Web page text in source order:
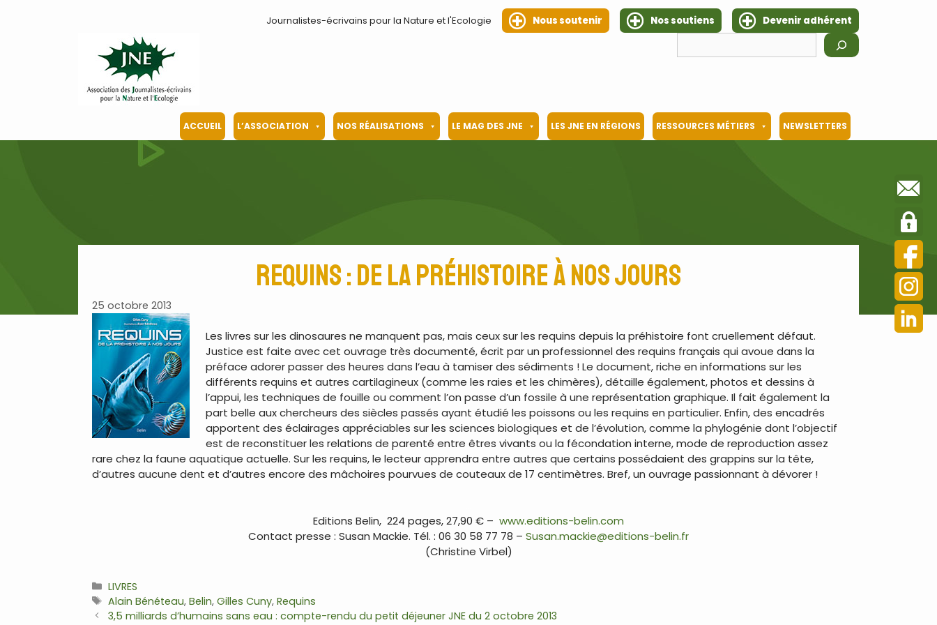
Journalistes-écrivains pour la Nature et l'Ecologie Nous soutenir Nos soutiens
Devenir adhérent
ACCUEIL L’ASSOCIATION NOS RÉALISATIONS LE MAG DES JNE LES JNE EN RÉGIONS RESSOURCES MÉTIERS NEWSLETTERS
Requins : de la préhistoire à nos jours
25 octobre 2013
Les livres sur les dinosaures ne manquent pas, mais ceux sur les requins depuis la préhistoire font cruellement défaut.
Justice est faite avec cet ouvrage très documenté, écrit par un professionnel des requins français qui avoue dans la
préface adorer passer des heures dans l’eau à tamiser des sédiments ! Le document, riche en informations sur les
différents requins et autres cartilagineux (comme les raies et les chimères), détaille également, photos et dessins à
l’appui, les techniques de fouille ou comment l’on passe d’un fossile à une représentation graphique. Il fait également la
part belle aux chercheurs des siècles passés ayant étudié les poissons ou les requins en particulier. Enfin, des encadrés
apportent des éclairages appréciables sur les sciences biologiques et de l’évolution, comme la phylogénie dont l’objectif
est de reconstituer les relations de parenté entre êtres vivants ou la fécondation interne, mode de reproduction assez
rare chez la faune aquatique actuelle. Sur les requins, le lecteur apprendra entre autres que certains possédaient des grappins sur la tête,
d’autres aucune dent et d’autres encore des mâchoires pourvues de couteaux de 17 centimètres. Bref, un ouvrage passionnant à dévorer !
Editions Belin, 224 pages, 27,90 € – www.editions-belin.com
Contact presse : Susan Mackie. Tél. : 06 30 58 77 78 – Susan.mackie@editions-belin.fr
(Christine Virbel)
Catégories
LIVRES
Étiquettes
Alain Bénéteau,Belin,Gilles Cuny,Requins
Navigation
3,5 milliards d’humains sans eau : compte-rendu du petit déjeuner JNE du 2 octobre 2013